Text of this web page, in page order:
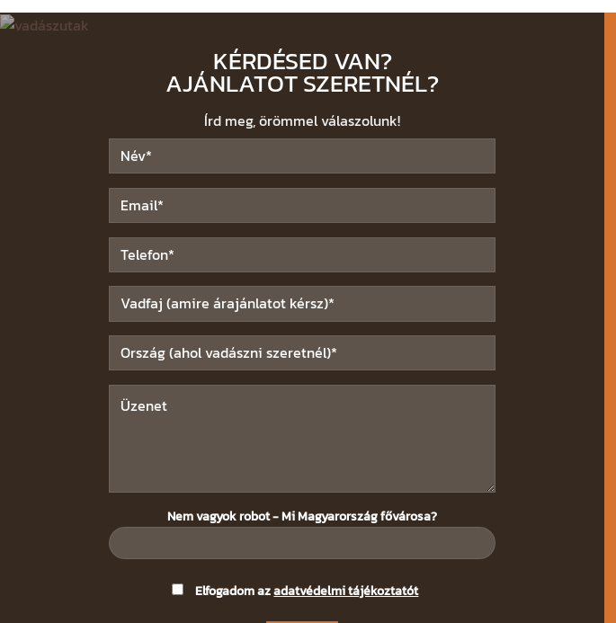
KÉRDÉSED VAN?
AJÁNLATOT SZERETNÉL?
Írd meg, örömmel válaszolunk!
Nem vagyok robot - Mi Magyarország fővárosa?
Elfogadom azadatvédelmi tájékoztatót